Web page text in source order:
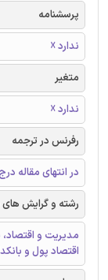
پرسشنامه
ندارد ☓
متغیر
ندارد ☓
رفرنس در ترجمه
در انتهای مقاله
رشته و گرایش های
مدیریت و اقتصاد،
اقتصاد پول و